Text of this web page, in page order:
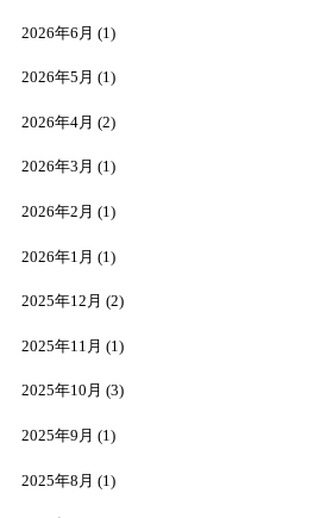
2026年6月 (1)
2026年5月 (1)
2026年4月 (2)
2026年3月 (1)
2026年2月 (1)
2026年1月 (1)
2025年12月 (2)
2025年11月 (1)
2025年10月 (3)
2025年9月 (1)
2025年8月 (1)